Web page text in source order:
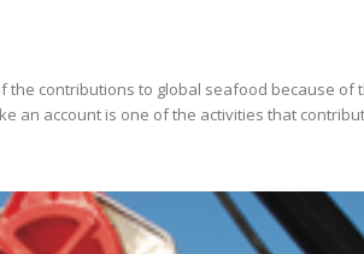
the contributions to global seafood because of
an account is one of the activities that